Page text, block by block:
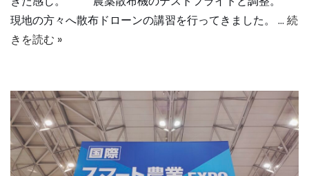
現地の方々へ散布ドローンの講習を行ってきました。 … 続
きを読む »